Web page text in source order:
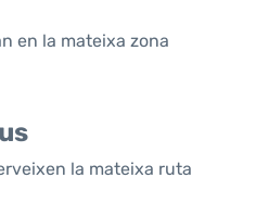
en la mateixa zona
la mateixa ruta